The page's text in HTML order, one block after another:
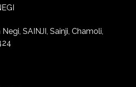
SAINJI, Sainji, Chamoli,